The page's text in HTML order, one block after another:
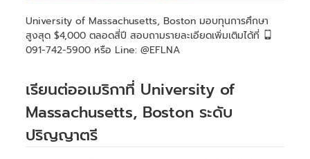
University of Massachusetts, Boston มอบทุนการศึกษา
สูงสุด $4,000 ตลอดสี่ปี สอบถามรายละเอียดเพิ่มเติมได้ที่
091-742-5900 หรือ Line: @EFLNA
เรียนต่ออเมริกาที่ University of
Massachusetts, Boston ระดับ
ปริญญาตรี